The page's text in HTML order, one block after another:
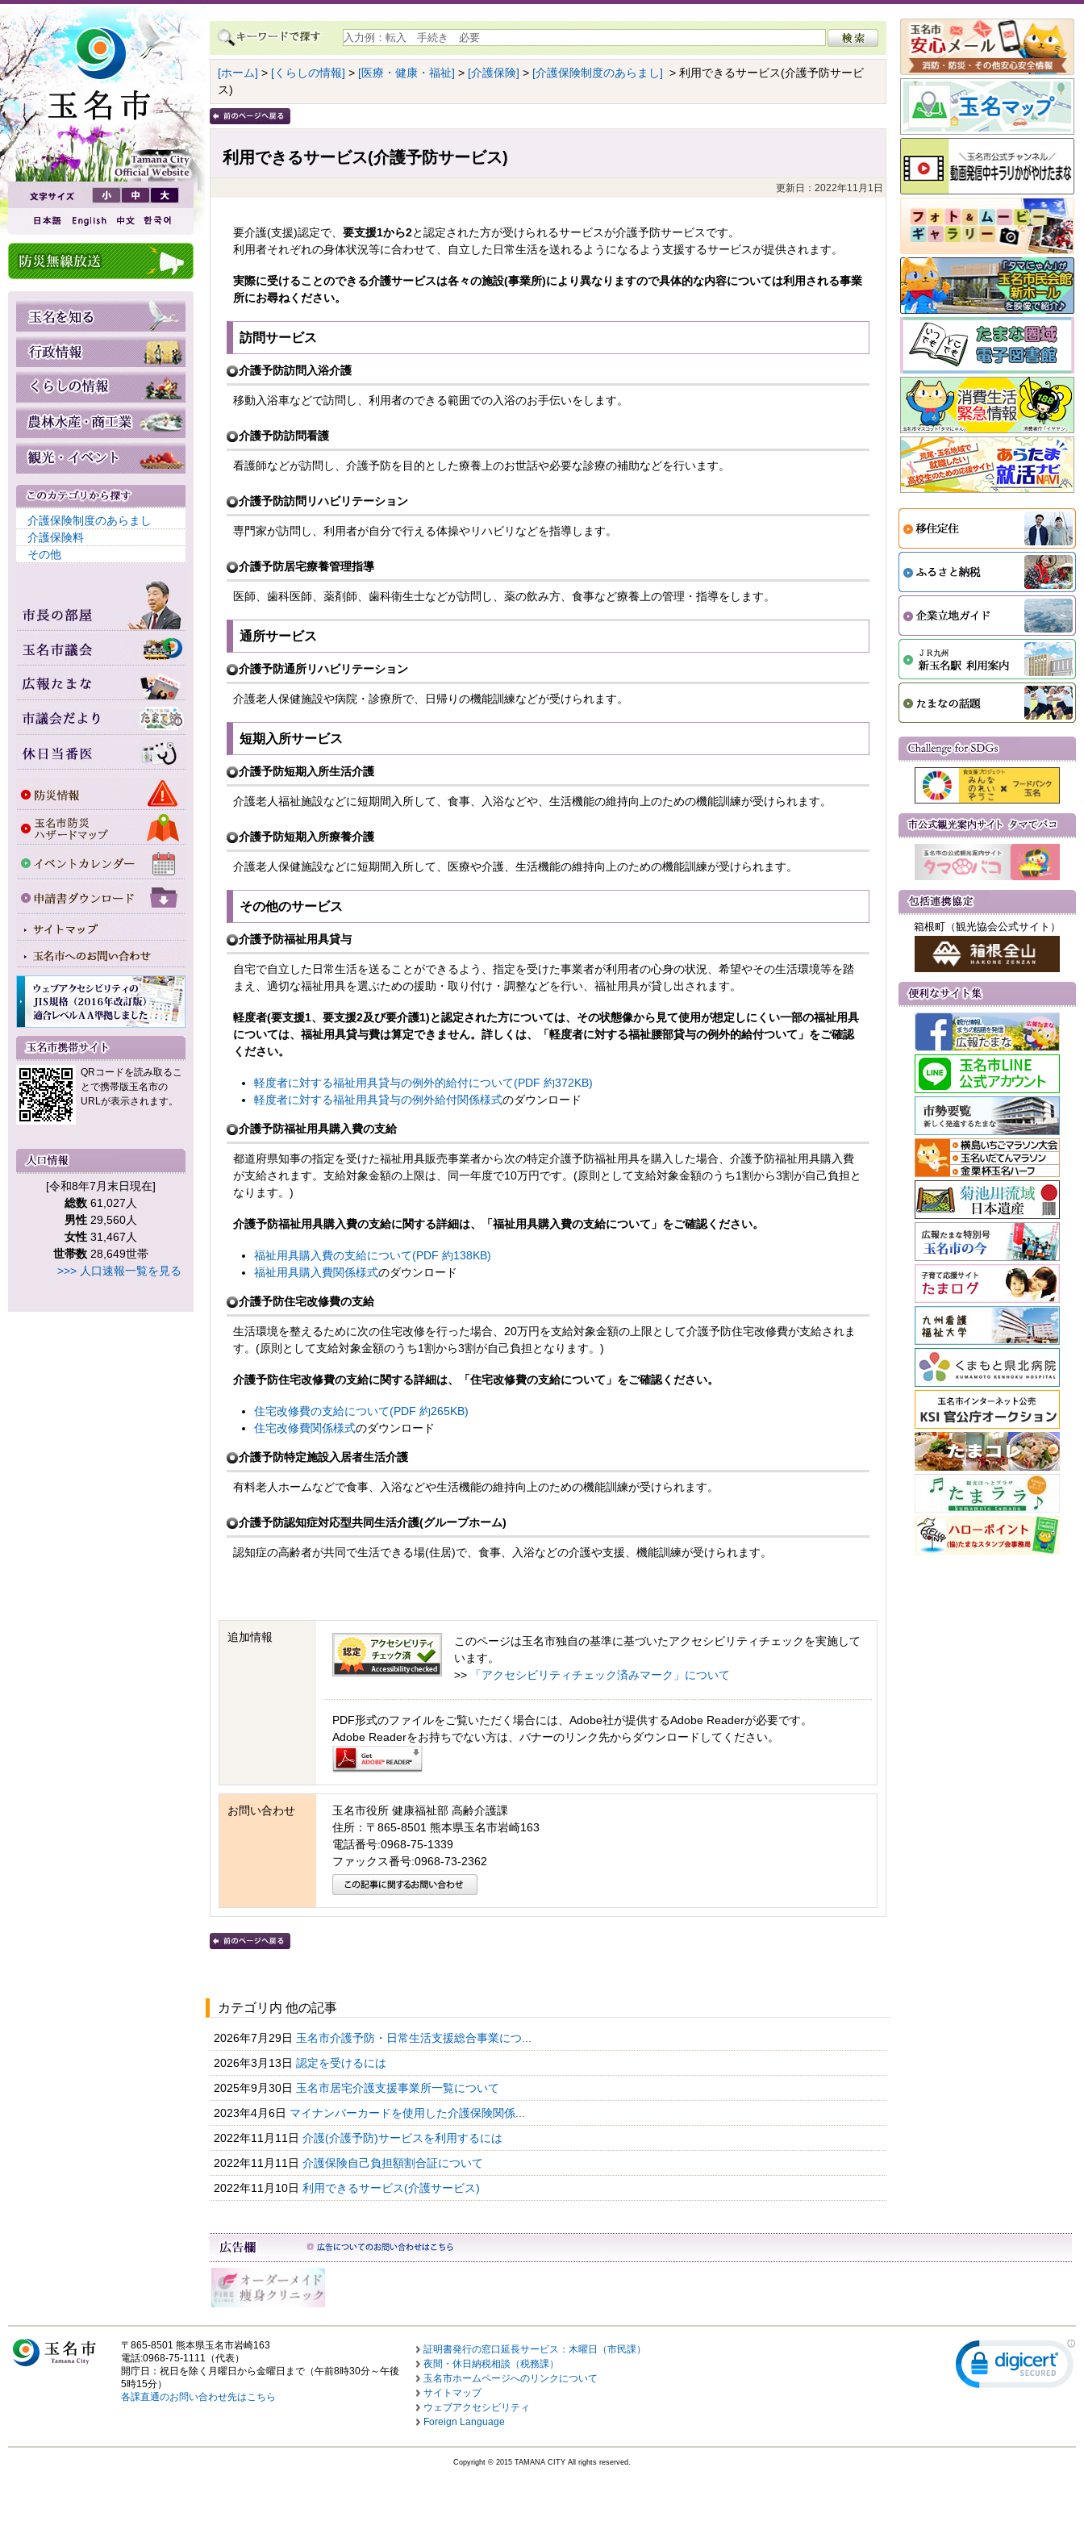
介護保険制度のあらまし
介護保険料
その他
QRコードを読み取るこ
とで携帯版玉名市の
URLが表示されます。
[令和8年7月末日現在]
総数 61,027人
男性 29,560人
女性 31,467人
世帯数 28,649世帯
>>> 人口速報一覧を見る
[ホーム] > [くらしの情報] > [医療・健康・福祉] > [介護保険] > [介護保険制度のあらまし] > 利用できるサービス(介護予防サービ
ス)
利用できるサービス(介護予防サービス)
更新日：2022年11月1日
要介護(支援)認定で、 要支援1から2と認定された方が受けられるサービスが介護予防サービスです。
利用者それぞれの身体状況等に合わせて、自立した日常生活を送れるようになるよう支援するサービスが提供されます。
実際に受けることのできる介護サービスは各々の施設(事業所)により異なりますので具体的な内容については利用される事業
所にお尋ねください。
訪問サービス
介護予防訪問入浴介護
移動入浴車などで訪問し、利用者のできる範囲での入浴のお手伝いをします。
介護予防訪問看護
看護師などが訪問し、介護予防を目的とした療養上のお世話や必要な診療の補助などを行います。
介護予防訪問リハビリテーション
専門家が訪問し、利用者が自分で行える体操やリハビリなどを指導します。
介護予防居宅療養管理指導
医師、歯科医師、薬剤師、歯科衛生士などが訪問し、薬の飲み方、食事など療養上の管理・指導をします。
通所サービス
介護予防通所リハビリテーション
介護老人保健施設や病院・診療所で、日帰りの機能訓練などが受けられます。
短期入所サービス
介護予防短期入所生活介護
介護老人福祉施設などに短期間入所して、食事、入浴などや、生活機能の維持向上のための機能訓練が受けられます。
介護予防短期入所療養介護
介護老人保健施設などに短期間入所して、医療や介護、生活機能の維持向上のための機能訓練が受けられます。
その他のサービス
介護予防福祉用具貸与
自宅で自立した日常生活を送ることができるよう、指定を受けた事業者が利用者の心身の状況、希望やその生活環境等を踏
まえ、適切な福祉用具を選ぶための援助・取り付け・調整などを行い、福祉用具が貸し出されます。
軽度者(要支援1、要支援2及び要介護1)と認定された方については、その状態像から見て使用が想定しにくい一部の福祉用具
については、福祉用具貸与費は算定できません。詳しくは、「軽度者に対する福祉腰部貸与の例外的給付ついて」をご確認
ください。
軽度者に対する福祉用具貸与の例外的給付について(PDF 約372KB)
軽度者に対する福祉用具貸与の例外給付関係様式のダウンロード
介護予防福祉用具購入費の支給
都道府県知事の指定を受けた福祉用具販売事業者から次の特定介護予防福祉用具を購入した場合、介護予防福祉用具購入費
が支給されます。支給対象金額の上限は、同一年度で10万円です。(原則として支給対象金額のうち1割から3割が自己負担と
なります。)
介護予防福祉用具購入費の支給に関する詳細は、「福祉用具購入費の支給について」をご確認ください。
福祉用具購入費の支給について(PDF 約138KB)
福祉用具購入費関係様式のダウンロード
介護予防住宅改修費の支給
生活環境を整えるために次の住宅改修を行った場合、20万円を支給対象金額の上限として介護予防住宅改修費が支給されま
す。(原則として支給対象金額のうち1割から3割が自己負担となります。)
介護予防住宅改修費の支給に関する詳細は、「住宅改修費の支給について」をご確認ください。
住宅改修費の支給について(PDF 約265KB)
住宅改修費関係様式のダウンロード
介護予防特定施設入居者生活介護
有料老人ホームなどで食事、入浴などや生活機能の維持向上のための機能訓練が受けられます。
介護予防認知症対応型共同生活介護(グループホーム)
認知症の高齢者が共同で生活できる場(住居)で、食事、入浴などの介護や支援、機能訓練が受けられます。
追加情報
このページは玉名市独自の基準に基づいたアクセシビリティチェックを実施して
います。
>>
「アクセシビリティチェック済みマーク」について
PDF形式のファイルをご覧いただく場合には、Adobe社が提供するAdobe Readerが必要です。
Adobe Readerをお持ちでない方は、バナーのリンク先からダウンロードしてください。
お問い合わせ
玉名市役所 健康福祉部 高齢介護課
住所：〒865-8501 熊本県玉名市岩崎163
電話番号:0968-75-1339
ファックス番号:0968-73-2362
カテゴリ内 他の記事
2026年7月29日 玉名市介護予防・日常生活支援総合事業につ...
2026年3月13日 認定を受けるには
2025年9月30日 玉名市居宅介護支援事業所一覧について
2023年4月6日 マイナンバーカードを使用した介護保険関係...
2022年11月11日 介護(介護予防)サービスを利用するには
2022年11月11日 介護保険自己負担額割合証について
2022年11月10日 利用できるサービス(介護サービス)
箱根町（観光協会公式サイト）
〒865-8501 熊本県玉名市岩崎163
電話:0968-75-1111（代表）
開庁日：祝日を除く月曜日から金曜日まで（午前8時30分～午後
5時15分）
各課直通のお問い合わせ先はこちら
証明書発行の窓口延長サービス：木曜日（市民課）
夜間・休日納税相談（税務課）
玉名市ホームページへのリンクについて
サイトマップ
ウェブアクセシビリティ
Foreign Language
Copyright © 2015 TAMANA CITY All rights reserved.